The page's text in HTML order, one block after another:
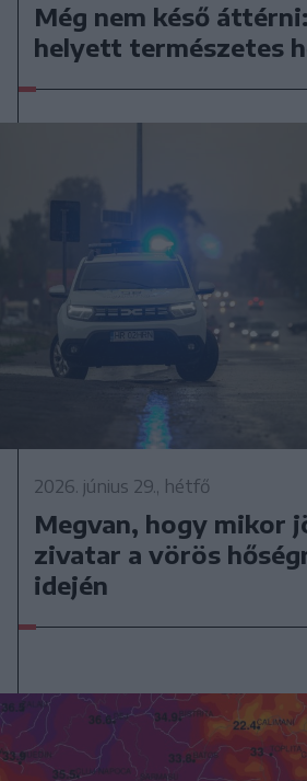
Még nem késő
helyett természetes
2026. június 29., hétfő
Megvan, hogy mikor
zivatar a vörös
idején